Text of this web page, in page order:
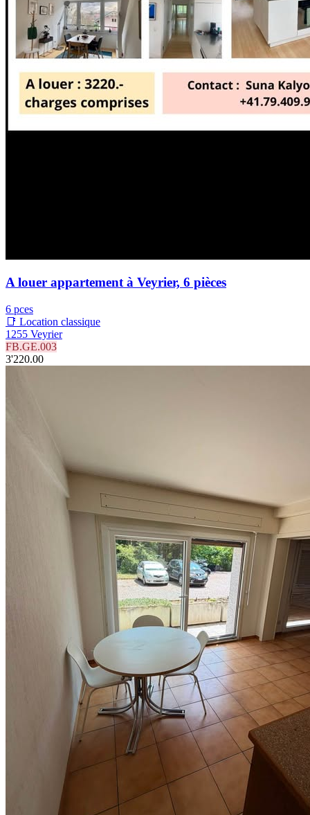
A louer appartement à Veyrier, 6 pièces
6 pces
📑 Location classique
1255 Veyrier
FB.GE.003
3'220.00